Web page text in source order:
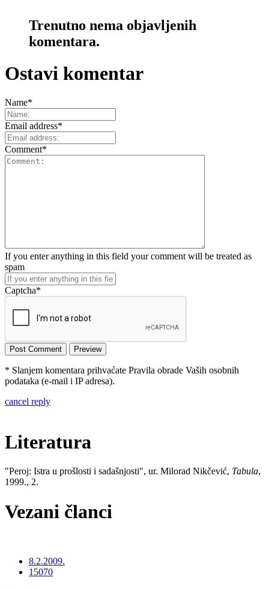
Trenutno nema objavljenih
komentara.
Ostavi komentar
Name*
Email address*
Comment*
If you enter anything in this field your comment will be treated as
spam
Captcha*
* Slanjem komentara prihvaćate Pravila obrade Vaših osobnih
podataka (e-mail i IP adresa).
cancel reply
Literatura
"Peroj: Istra u prošlosti i sadašnjosti", ur. Milorad Nikčević, Tabula,
1999., 2.
Vezani članci
8.2.2009.
15070